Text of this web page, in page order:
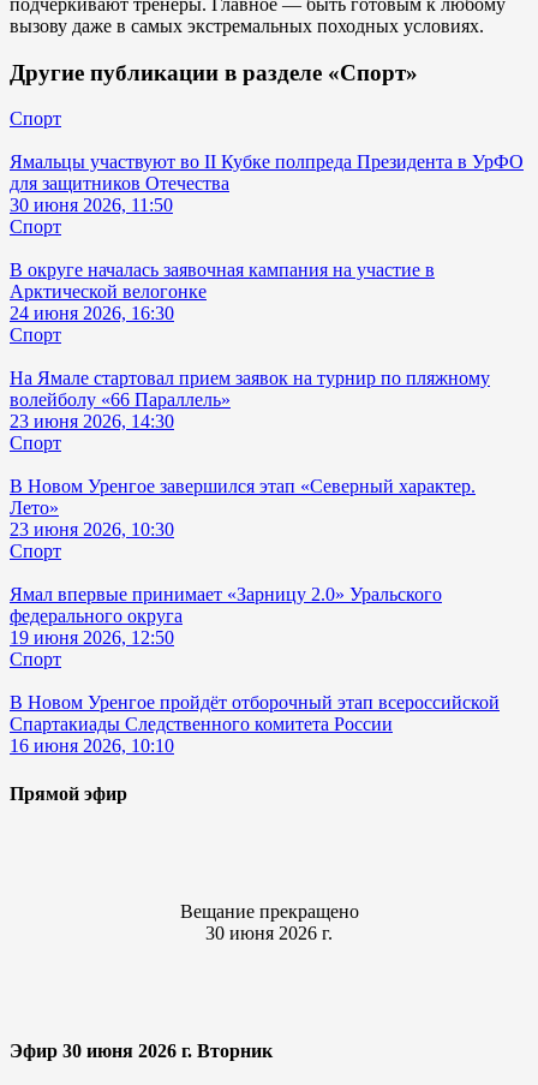
вызову даже в самых экстремальных походных условиях.
Другие публикации в разделе «Спорт»
Спорт
Ямальцы участвуют во II Кубке полпреда Президента в УрФО
для защитников Отечества
30 июня 2026, 11:50
Спорт
В округе началась заявочная кампания на участие в
Арктической велогонке
24 июня 2026, 16:30
Спорт
На Ямале стартовал прием заявок на турнир по пляжному
волейболу «66 Параллель»
23 июня 2026, 14:30
Спорт
В Новом Уренгое завершился этап «Северный характер.
Лето»
23 июня 2026, 10:30
Спорт
Ямал впервые принимает «Зарницу 2.0» Уральского
федерального округа
19 июня 2026, 12:50
Спорт
В Новом Уренгое пройдёт отборочный этап всероссийской
Спартакиады Следственного комитета России
16 июня 2026, 10:10
Прямой эфир
Вещание прекращено
30 июня 2026 г.
Эфир 30 июня 2026 г. Вторник